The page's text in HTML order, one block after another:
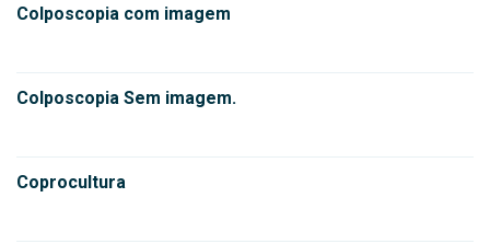
Colposcopia com imagem
Colposcopia Sem imagem.
Coprocultura